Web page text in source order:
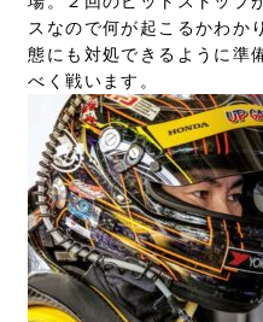
スなので何が起こるかわか
態にも対処できるように準
べく戦います。